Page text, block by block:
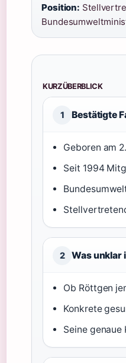
Position:
KURZÜBERBLICK
1 Bestätigte
Geboren am
Seit 1994
2 Was unklar
Ob Röttgen
Konkrete
Seine